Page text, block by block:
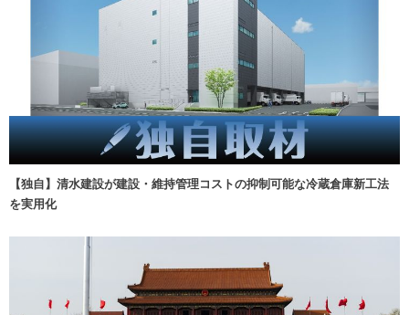
【独自】清水建設が建設・維持管理コストの抑制可能な冷蔵倉庫新工法
を実用化